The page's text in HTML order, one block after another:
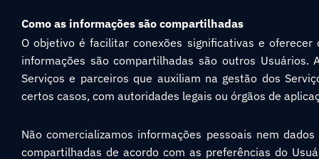
Como as informações são compartilhadas
O objetivo é facilitar conexões significativas e
informações são compartilhadas são outros
Serviços e parceiros que auxiliam na gestão dos
certos casos, com autoridades legais ou órgãos de
Não comercializamos informações pessoais nem
compartilhadas de acordo com as preferências do